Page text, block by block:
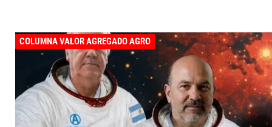
COLUMNA VALOR AGREGADO AGRO